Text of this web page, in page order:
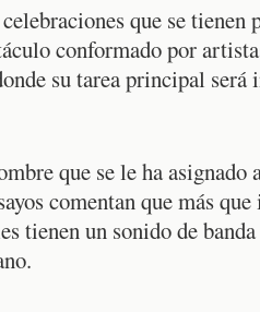
que se tienen
conformado por
su tarea principal
que se le ha
comentan que más
tienen un sonido de